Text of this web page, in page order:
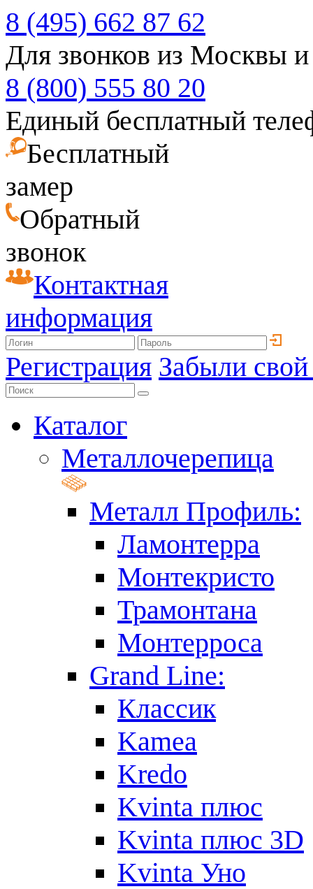
8 (495) 662 87 62
Для звонков из Москвы
8 (800) 555 80 20
Единый бесплатный
Бесплатный
замер
Обратный
звонок
Контактная
информация
Регистрация Забыли
Каталог
Металлочерепица
Металл Профиль:
Ламонтерра
Монтекристо
Трамонтана
Монтерроса
Grand Line:
Классик
Kamea
Kredo
Kvinta плюс
Kvinta плюс 3D
Kvinta Уно